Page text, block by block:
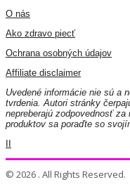
O nás
Ako zdravo piecť
Ochrana osobných údajov
Affiliate disclaimer
Uvedené informácie nie sú a
tvrdenia. Autori stránky
nepreberajú zodpovednosť
produktov sa poraďte so
© 2026 . All Rights Reserved.